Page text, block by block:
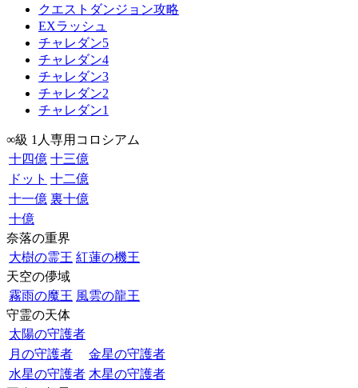
クエストダンジョン攻略
EXラッシュ
チャレダン5
チャレダン4
チャレダン3
チャレダン2
チャレダン1
∞級 1人専用コロシアム
十四億 十三億
ドット 十二億
十一億 裏十億
十億
奈落の重界
大樹の霊王 紅蓮の機王
天空の儚域
霧雨の魔王 風雲の龍王
守霊の天体
太陽の守護者
月の守護者
金星の守護者
水星の守護者 木星の守護者